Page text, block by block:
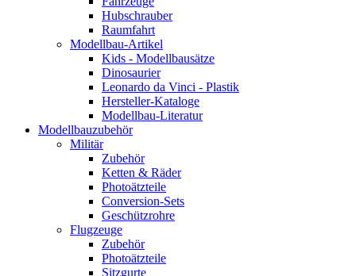
Hubschrauber
Raumfahrt
Modellbau-Artikel
Kids - Modellbausätze
Dinosaurier
Leonardo da Vinci - Plastik
Hersteller-Kataloge
Modellbau-Literatur
Modellbauzubehör
Militär
Zubehör
Ketten & Räder
Photoätzteile
Conversion-Sets
Geschützrohre
Flugzeuge
Zubehör
Photoätzteile
Sitzgurte